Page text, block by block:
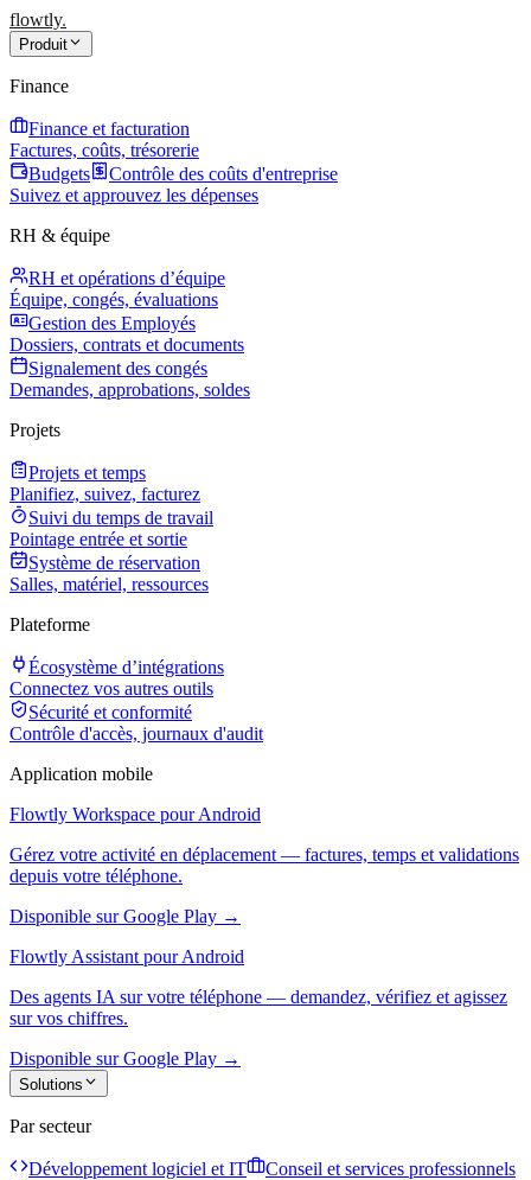
flowtly.
Produit
Finance
Finance et facturation
Factures, coûts, trésorerie
Budgets
Contrôle des coûts d'entreprise
Suivez et approuvez les dépenses
RH & équipe
RH et opérations d’équipe
Équipe, congés, évaluations
Gestion des Employés
Dossiers, contrats et documents
Signalement des congés
Demandes, approbations, soldes
Projets
Projets et temps
Planifiez, suivez, facturez
Suivi du temps de travail
Pointage entrée et sortie
Système de réservation
Salles, matériel, ressources
Plateforme
Écosystème d’intégrations
Connectez vos autres outils
Sécurité et conformité
Contrôle d'accès, journaux d'audit
Application mobile
Flowtly Workspace pour Android
Gérez votre activité en déplacement — factures, temps et validations
depuis votre téléphone.
Disponible sur Google Play →
Flowtly Assistant pour Android
Des agents IA sur votre téléphone — demandez, vérifiez et agissez
sur vos chiffres.
Disponible sur Google Play →
Solutions
Par secteur
Développement logiciel et IT
Conseil et services professionnels